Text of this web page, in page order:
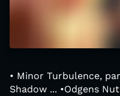
• Minor Turbulence,
Shadow ... •Odgens